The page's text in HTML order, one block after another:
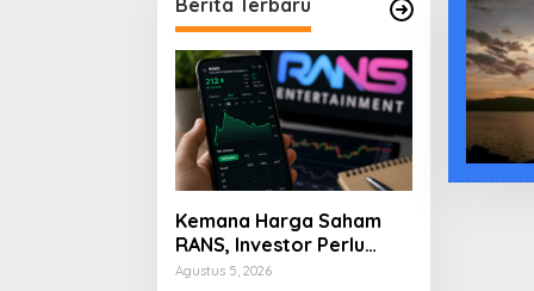
Kemana Harga Saham
RANS, Investor Perlu
Cermati Fundamental
Agustus 5, 2026